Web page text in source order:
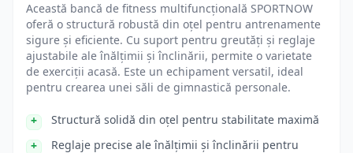
Această bancă de fitness multifuncțională SPORTNOW
oferă o structură robustă din oțel pentru antrenamente
sigure și eficiente. Cu suport pentru greutăți și reglaje
ajustabile ale înălțimii și înclinării, permite o varietate
de exerciții acasă. Este un echipament versatil, ideal
pentru crearea unei săli de gimnastică personale.
Structură solidă din oțel pentru stabilitate maximă
Reglaje precise ale înălțimii și înclinării pentru